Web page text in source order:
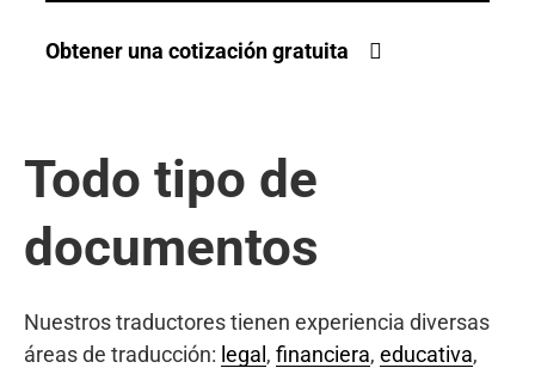
Obtener una cotización gratuita
Todo tipo de
documentos
Nuestros traductores tienen experiencia diversas
áreas de traducción: legal , financiera, educativa,